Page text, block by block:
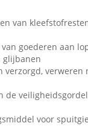
van
goederen aan
glijbanen
verzorgd, verweren
de
voor